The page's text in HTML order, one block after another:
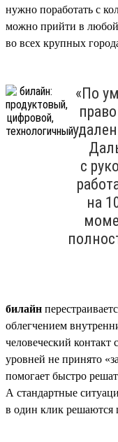
нужно поработать с
можно прийти в
во всех крупных
«По
с
на
билайн
облегчением
человеческий контакт
уровней не принято
помогает быстро
А стандартные
в один клик